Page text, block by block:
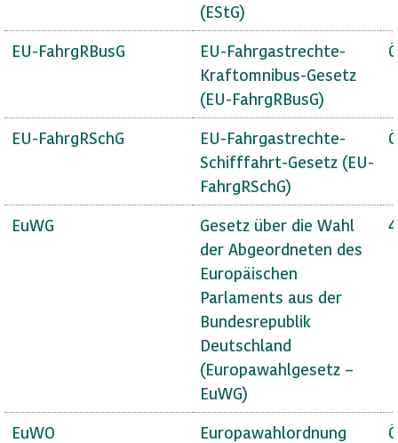
(EStG)
EU-FahrgRBusG
EU-Fahrgastrechte-
Kraftomnibus-Gesetz
(EU-FahrgRBusG)
EU-FahrgRSchG
EU-Fahrgastrechte-
Schifffahrt-Gesetz (EU-
FahrgRSchG)
EuWG
Gesetz über die Wahl
der Abgeordneten des
Europäischen
Parlaments aus der
Bundesrepublik
Deutschland
(Europawahlgesetz –
EuWG)
EuWO
Europawahlordnung